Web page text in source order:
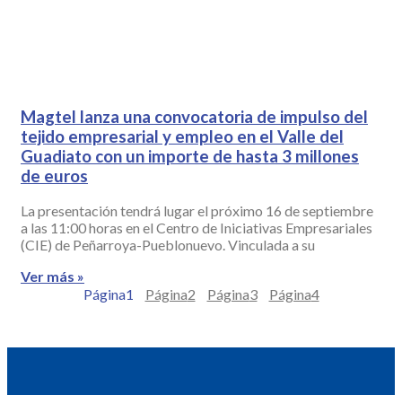
Magtel lanza una convocatoria de impulso del
tejido empresarial y empleo en el Valle del
Guadiato con un importe de hasta 3 millones
de euros
La presentación tendrá lugar el próximo 16 de septiembre
a las 11:00 horas en el Centro de Iniciativas Empresariales
(CIE) de Peñarroya-Pueblonuevo. Vinculada a su
Ver más »
Página1 Página2 Página3 Página4